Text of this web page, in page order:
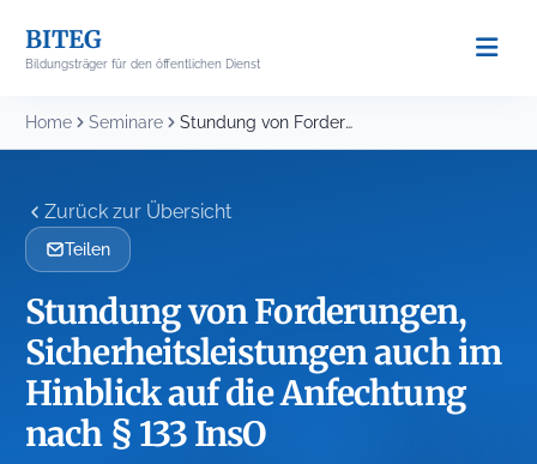
content
BITEG
Bildungsträger für den öffentlichen Dienst
Home Seminare Stundung von Forderungen, Sicherheitsleistungen auch im Hinblick auf...
Zurück zur Übersicht
Teilen
Stundung von Forderungen,
Sicherheitsleistungen auch im
Hinblick auf die Anfechtung
nach § 133 InsO